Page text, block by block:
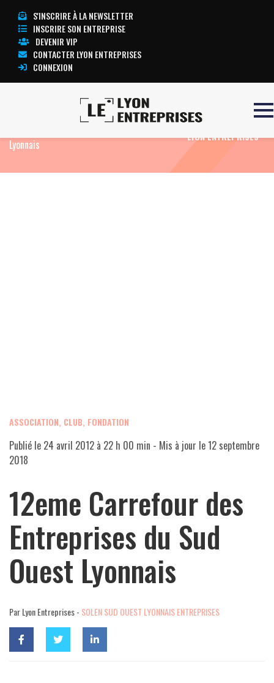
S'INSCRIRE À LA NEWSLETTER
INSCRIRE SON ENTREPRISE
DEVENIR VIP
CONTACTER LYON ENTREPRISES
CONNEXION
Agenda
12eme
Lyonnais
TOUTE L’ACTUALITÉ
LYON ENTREPRISES
ASSOCIATION, CLUB, FONDATION
Publié le 24 avril 2012 à 22 h 00 min - Mis à jour le12 septembre
2018
12eme Carrefour des
Entreprises du Sud
Ouest Lyonnais
Par Lyon Entreprises - SOLEN SUD OUEST LYONNAIS ENTREPRISES